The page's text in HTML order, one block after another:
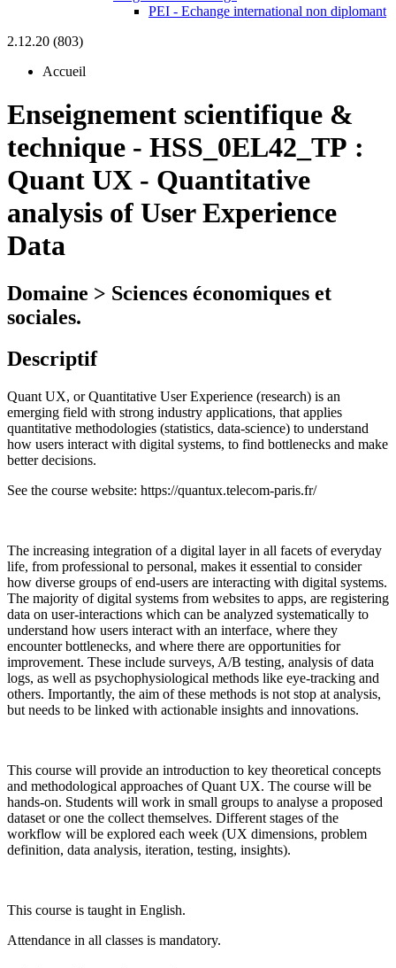
PEI - Echange international non diplomant
2.12.20 (803)
Accueil
Enseignement scientifique &
technique - HSS_0EL42_TP :
Quant UX - Quantitative
analysis of User Experience
Data
Domaine > Sciences économiques et
sociales.
Descriptif
Quant UX, or Quantitative User Experience (research) is an
emerging field with strong industry applications, that applies
quantitative methodologies (statistics, data-science) to understand
how users interact with digital systems, to find bottlenecks and make
better decisions.
See the course website: https://quantux.telecom-paris.fr/
The increasing integration of a digital layer in all facets of everyday
life, from professional to personal, makes it essential to consider
how diverse groups of end-users are interacting with digital systems.
The majority of digital systems from websites to apps, are registering
data on user-interactions which can be analyzed systematically to
understand how users interact with an interface, where they
encounter bottlenecks, and where there are opportunities for
improvement. These include surveys, A/B testing, analysis of data
logs, as well as psychophysiological methods like eye-tracking and
others. Importantly, the aim of these methods is not stop at analysis,
but needs to be linked with actionable insights and innovations.
This course will provide an introduction to key theoretical concepts
and methodological approaches of Quant UX. The course will be
hands-on. Students will work in small groups to analyse a proposed
dataset or one the collect themselves. Different stages of the
workflow will be explored each week (UX dimensions, problem
definition, data analysis, iteration, testing, insights).
This course is taught in English.
Attendance in all classes is mandatory.